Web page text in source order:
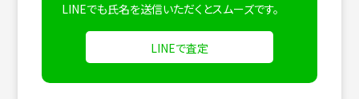
LINEでも氏名を送信いただくとスムーズです。
LINEで査定